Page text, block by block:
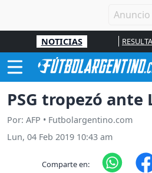
NOTICIAS
PSG tropezó ante
Por: AFP • Futbolargentino.com
Lun, 04 Feb 2019 10:43 am
Comparte en: